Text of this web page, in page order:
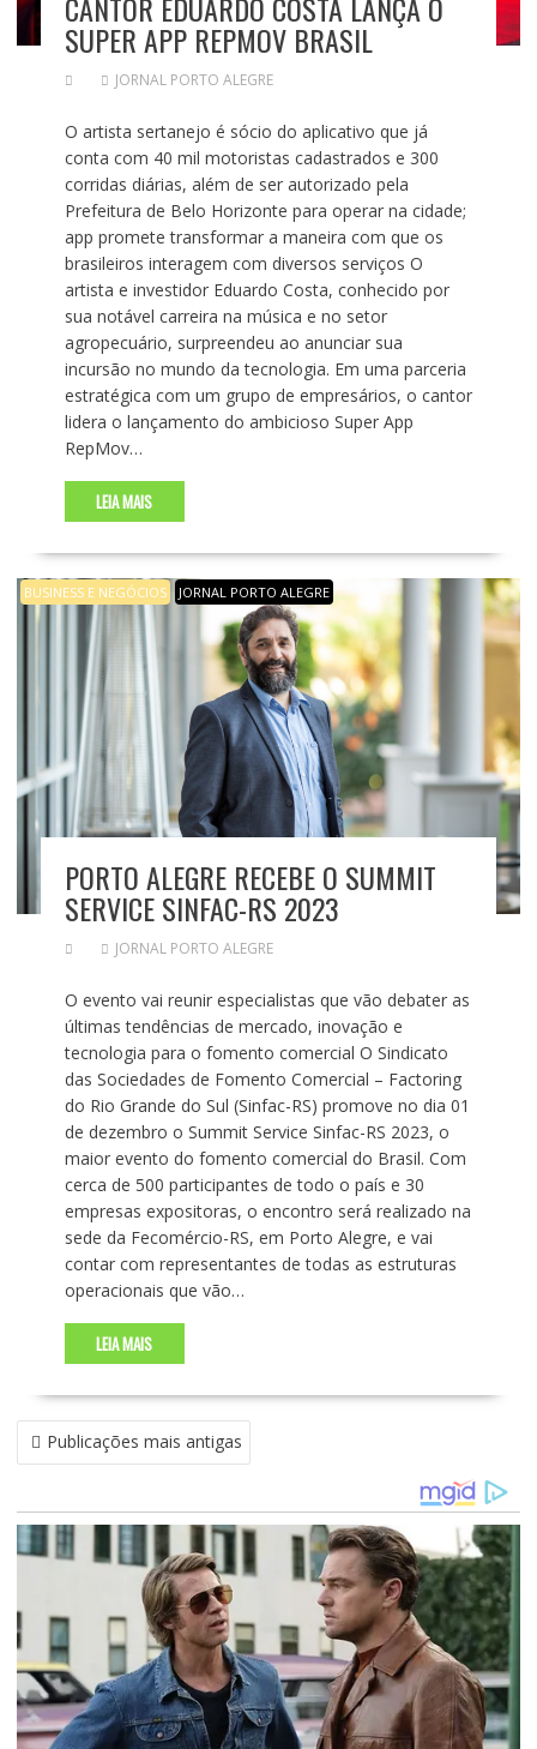
SUPER APP REPMOV BRASIL
JORNAL PORTO ALEGRE
O artista sertanejo é sócio do aplicativo que já
conta com 40 mil motoristas cadastrados e 300
corridas diárias, além de ser autorizado pela
Prefeitura de Belo Horizonte para operar na cidade;
app promete transformar a maneira com que os
brasileiros interagem com diversos serviços O
artista e investidor Eduardo Costa, conhecido por
sua notável carreira na música e no setor
agropecuário, surpreendeu ao anunciar sua
incursão no mundo da tecnologia. Em uma parceria
estratégica com um grupo de empresários, o cantor
lidera o lançamento do ambicioso Super App
RepMov…
LEIA MAIS
BUSINESS E NEGÓCIOS JORNAL PORTO ALEGRE
PORTO ALEGRE RECEBE O SUMMIT
SERVICE SINFAC-RS 2023
JORNAL PORTO ALEGRE
O evento vai reunir especialistas que vão debater as
últimas tendências de mercado, inovação e
tecnologia para o fomento comercial O Sindicato
das Sociedades de Fomento Comercial – Factoring
do Rio Grande do Sul (Sinfac-RS) promove no dia 01
de dezembro o Summit Service Sinfac-RS 2023, o
maior evento do fomento comercial do Brasil. Com
cerca de 500 participantes de todo o país e 30
empresas expositoras, o encontro será realizado na
sede da Fecomércio-RS, em Porto Alegre, e vai
contar com representantes de todas as estruturas
operacionais que vão…
LEIA MAIS
N
A
E
G
A
Ã
O
P
O
R
Publicações mais antigas